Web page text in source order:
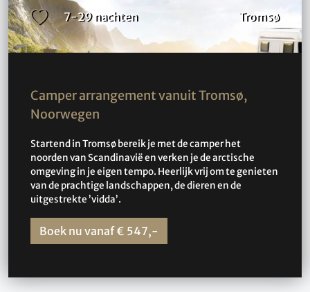
7-29 nachten Tromsø
Camper arrangement vanuit Tromsø,
Noorwegen
Startend in Tromsø bereik je met de camper het
noorden van Scandinavië en verken je de arctische
omgeving in je eigen tempo. Heerlijk vrij om te genieten
van de prachtige landschappen, de dieren en de
uitgestrekte ’vidda’.
Boek nu vanaf € 547,-